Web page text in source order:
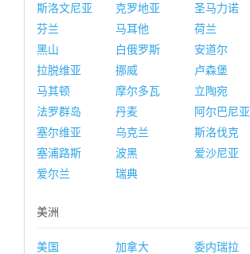
斯洛文尼亚
克罗地亚
圣马力诺
芬兰
马耳他
荷兰
黑山
白俄罗斯
安道尔
拉脱维亚
挪威
卢森堡
马其顿
摩尔多瓦
立陶宛
法罗群岛
丹麦
阿尔巴尼亚
塞尔维亚
乌克兰
斯洛伐克
塞浦路斯
波黑
爱沙尼亚
爱尔兰
瑞典
美洲
美国 加拿大
委内瑞拉